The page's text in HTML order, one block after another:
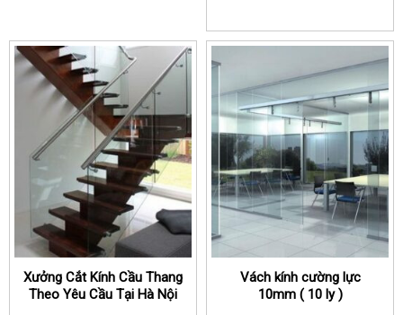
Xưởng Cắt Kính Cầu Thang
Theo Yêu Cầu Tại Hà Nội
Vách kính cường lực
10mm ( 10 ly )